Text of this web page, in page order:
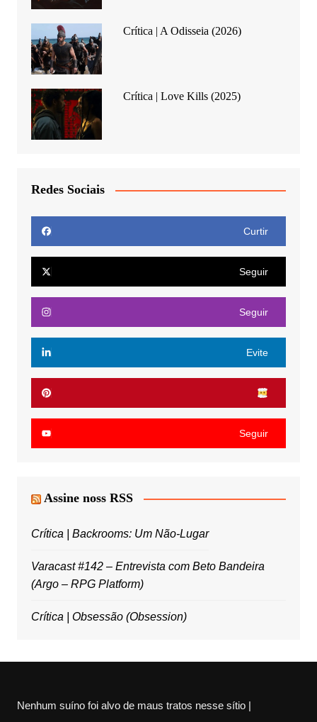
Crítica | A Odisseia (2026)
Crítica | Love Kills (2025)
Redes Sociais
Curtir
Seguir
Seguir
Evite
Seguir
Assine noss RSS
Crítica | Backrooms: Um Não-Lugar
Varacast #142 – Entrevista com Beto Bandeira
(Argo – RPG Platform)
Crítica | Obsessão (Obsession)
Nenhum suíno foi alvo de maus tratos nesse sítio |